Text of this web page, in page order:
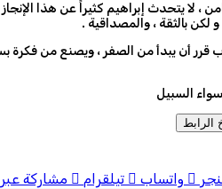
، لا يتحدث إبراهيم كثيراً عن هذا
لكن بالثقة ، والمصداقية .
قرر أن يبدأ من الصفر ، ويصنع من فكرة
السبيل
الرابط
واتساب تيلقرام مشاركة عبر